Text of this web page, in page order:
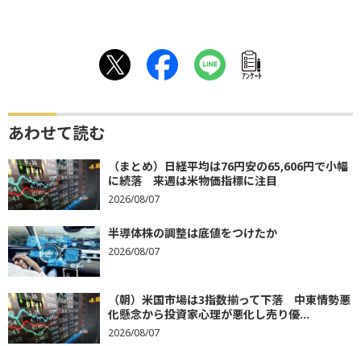
ｱﾝｹｰﾄ
あわせて読む
（まとめ）日経平均は76円安の65,606円で小幅
に続落 来週は米物価指標に注目
2026/08/07
半導体株の調整は底値をつけたか
2026/08/07
（朝）米国市場は3指数揃って下落 中東情勢悪
化懸念から投資家心理が悪化し売り優...
2026/08/07